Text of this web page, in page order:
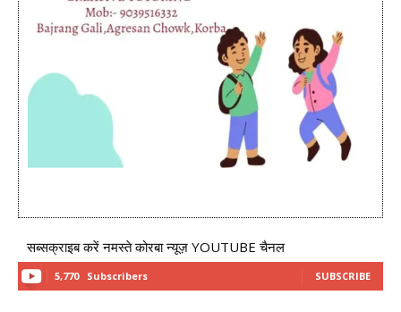
सब्सक्राइब करें नमस्ते कोरबा न्यूज़ YOUTUBE चैनल
5,770 Subscribers SUBSCRIBE